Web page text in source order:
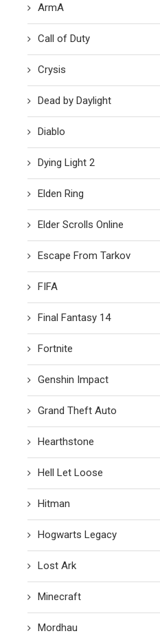
ArmA
Call of Duty
Crysis
Dead by Daylight
Diablo
Dying Light 2
Elden Ring
Elder Scrolls Online
Escape From Tarkov
FIFA
Final Fantasy 14
Fortnite
Genshin Impact
Grand Theft Auto
Hearthstone
Hell Let Loose
Hitman
Hogwarts Legacy
Lost Ark
Minecraft
Mordhau